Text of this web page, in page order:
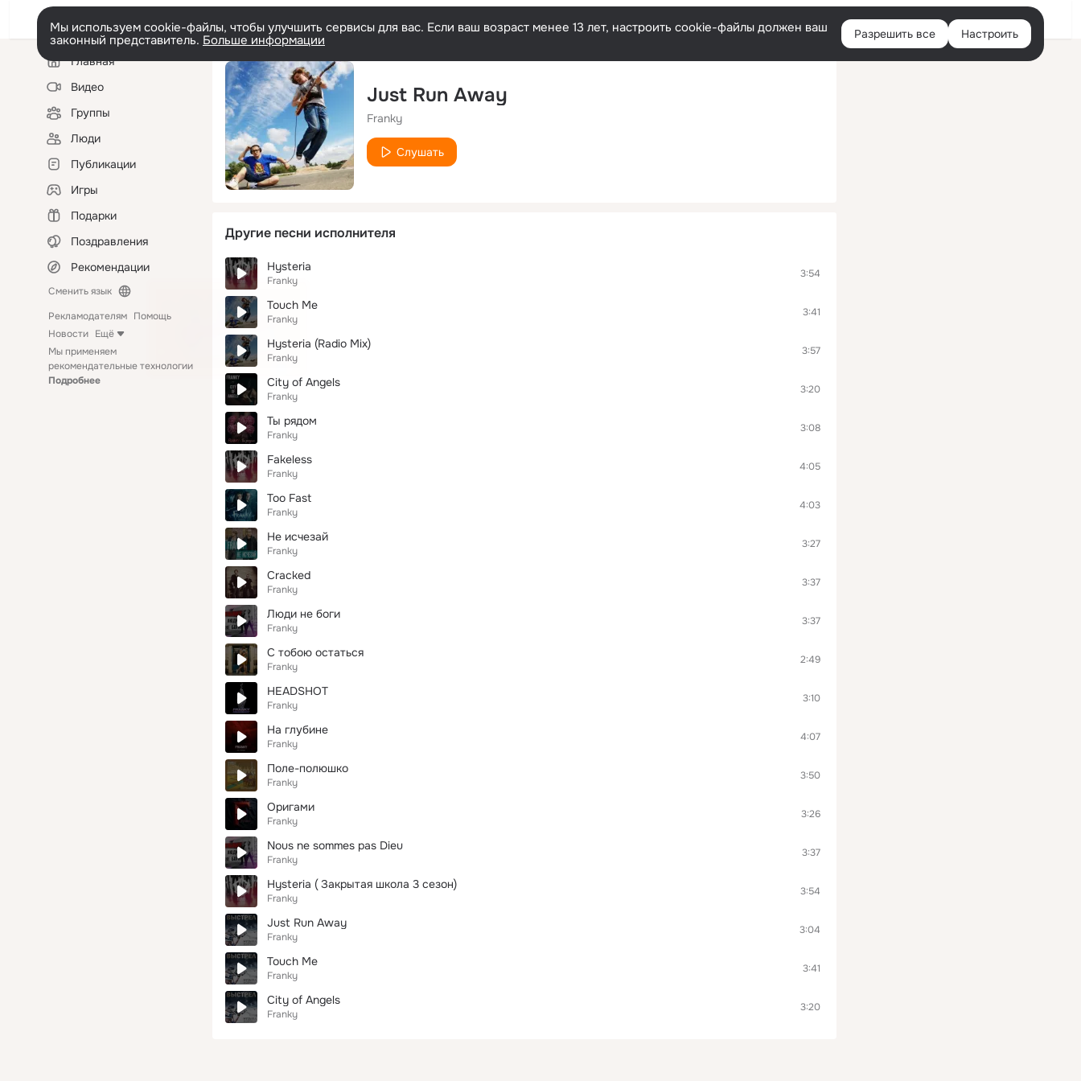
Войти
Мы используем cookie-файлы, чтобы улучшить сервисы для вас. Если ваш возраст менее 13 лет, настроить cookie-файлы должен ваш
законный представитель. Больше информации Разрешить все Настроить
Левая
колонкаГлавная
Видео
Группы
Люди
Публикации
Игры
Подарки
Поздравления
Рекомендации
Сменить язык
Рекламодателям Помощь
Новости Ещё
Мы применяем
рекомендательные технологии
Подробнее
Just Run Away
Franky
Слушать
Другие песни исполнителя
Hysteria
Franky
3:54
Touch Me
Franky
3:41
Hysteria (Radio Mix)
Franky
3:57
City of Angels
Franky
3:20
Ты рядом
Franky
3:08
Fakeless
Franky
4:05
Too Fast
Franky
4:03
Не исчезай
Franky
3:27
Cracked
Franky
3:37
Люди не боги
Franky
3:37
С тобою остаться
Franky
2:49
HEADSHOT
Franky
3:10
На глубине
Franky
4:07
Поле-полюшко
Franky
3:50
Оригами
Franky
3:26
Nous ne sommes pas Dieu
Franky
3:37
Hysteria ( Закрытая школа 3 сезон)
Franky
3:54
Just Run Away
Franky
3:04
Touch Me
Franky
3:41
City of Angels
Franky
3:20